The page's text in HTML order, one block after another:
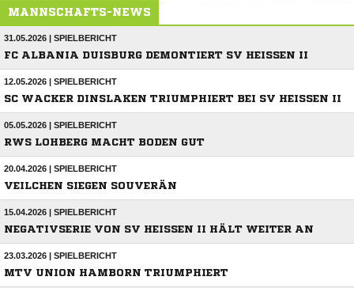
MANNSCHAFTS-NEWS
31.05.2026 | SPIELBERICHT
FC ALBANIA DUISBURG DEMONTIERT SV HEISSEN II
12.05.2026 | SPIELBERICHT
SC WACKER DINSLAKEN TRIUMPHIERT BEI SV HEISSEN II
05.05.2026 | SPIELBERICHT
RWS LOHBERG MACHT BODEN GUT
20.04.2026 | SPIELBERICHT
VEILCHEN SIEGEN SOUVERÄN
15.04.2026 | SPIELBERICHT
NEGATIVSERIE VON SV HEISSEN II HÄLT WEITER AN
23.03.2026 | SPIELBERICHT
MTV UNION HAMBORN TRIUMPHIERT